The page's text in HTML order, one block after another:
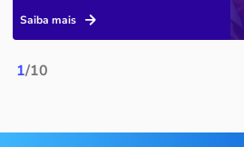
1/10
Saiba mais